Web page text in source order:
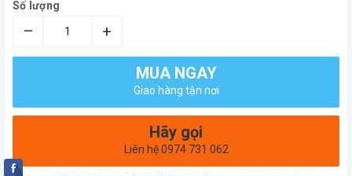
Số lượng
– +
MUA NGAY
Giao hàng tận nơi
Hãy gọi
Liên hệ 0974 731 062